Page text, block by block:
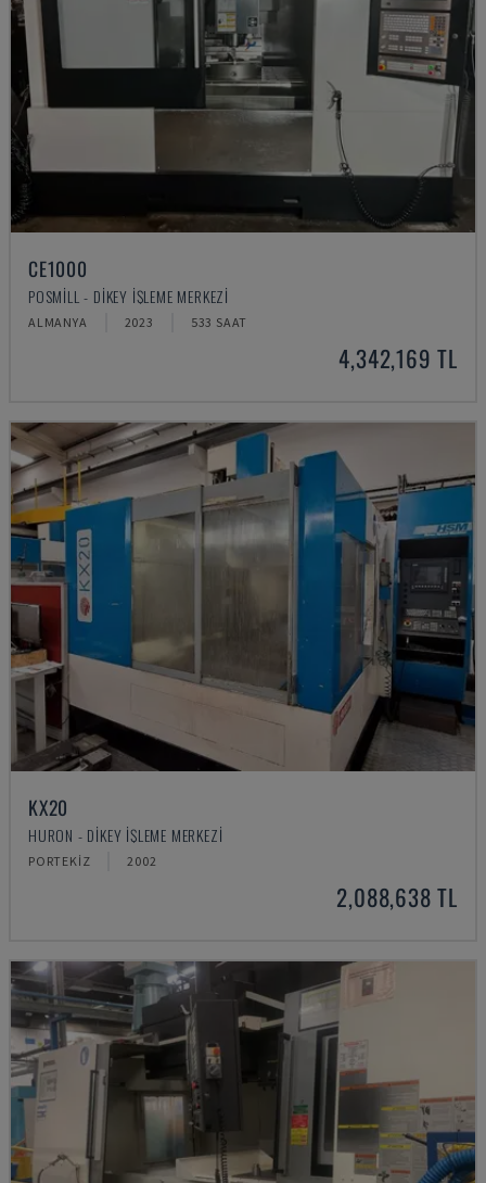
CE1000
POSMILL - DIKEY İŞLEME MERKEZI
ALMANYA 2023 533 SAAT
4,342,169 TL
KX20
HURON - DIKEY İŞLEME MERKEZI
PORTEKIZ 2002
2,088,638 TL